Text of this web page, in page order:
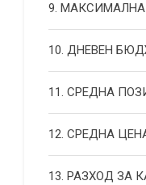
9.
10. ДНЕВЕН
11. СРЕДНА
12. СРЕДНА
13. РАЗХОД ЗА